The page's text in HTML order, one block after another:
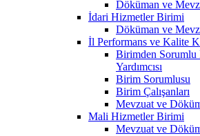
Döküman ve
İdari Hizmetler Birimi
Döküman ve
İl Performans ve Kalite
Birimden Sorumlu
Yardımcısı
Birim Sorumlusu
Birim Çalışanları
Mevzuat ve
Mali Hizmetler Birimi
Mevzuat ve